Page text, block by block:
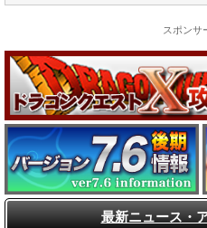
スポンサ
最新ニュース・